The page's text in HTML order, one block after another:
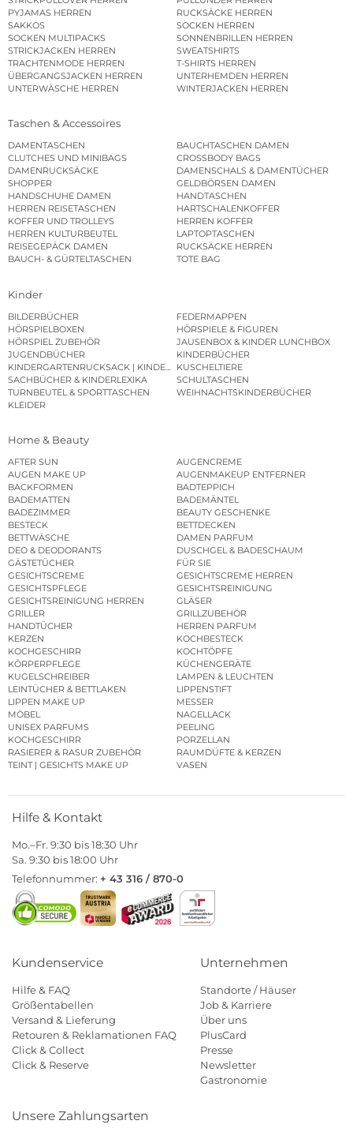
PYJAMAS HERREN
RUCKSÄCKE HERREN
SAKKOS
SOCKEN HERREN
SOCKEN MULTIPACKS
SONNENBRILLEN HERREN
STRICKJACKEN HERREN
SWEATSHIRTS
TRACHTENMODE HERREN
T-SHIRTS HERREN
ÜBERGANGSJACKEN HERREN
UNTERHEMDEN HERREN
UNTERWÄSCHE HERREN
WINTERJACKEN HERREN
Taschen & Accessoires
DAMENTASCHEN
BAUCHTASCHEN DAMEN
CLUTCHES UND MINIBAGS
CROSSBODY BAGS
DAMENRUCKSÄCKE
DAMENSCHALS & DAMENTÜCHER
SHOPPER
GELDBÖRSEN DAMEN
HANDSCHUHE DAMEN
HANDTASCHEN
HERREN REISETASCHEN
HARTSCHALENKOFFER
KOFFER UND TROLLEYS
HERREN KOFFER
HERREN KULTURBEUTEL
LAPTOPTASCHEN
REISEGEPÄCK DAMEN
RUCKSÄCKE HERREN
BAUCH- & GÜRTELTASCHEN
TOTE BAG
Kinder
BILDERBÜCHER
FEDERMAPPEN
HÖRSPIELBOXEN
HÖRSPIELE & FIGUREN
HÖRSPIEL ZUBEHÖR
JAUSENBOX & KINDER LUNCHBOX
JUGENDBÜCHER
KINDERBÜCHER
KINDERGARTENRUCKSACK | KINDERGARTENBEUTEL
KUSCHELTIERE
SACHBÜCHER & KINDERLEXIKA
SCHULTASCHEN
TURNBEUTEL & SPORTTASCHEN
WEIHNACHTSKINDERBÜCHER
KLEIDER
Home & Beauty
AFTER SUN
AUGENCREME
AUGEN MAKE UP
AUGENMAKEUP ENTFERNER
BACKFORMEN
BADTEPPICH
BADEMATTEN
BADEMÄNTEL
BADEZIMMER
BEAUTY GESCHENKE
BESTECK
BETTDECKEN
BETTWÄSCHE
DAMEN PARFUM
DEO & DEODORANTS
DUSCHGEL & BADESCHAUM
GÄSTETÜCHER
FÜR SIE
GESICHTSCREME
GESICHTSCREME HERREN
GESICHTSPFLEGE
GESICHTSREINIGUNG
GESICHTSREINIGUNG HERREN
GLÄSER
GRILLER
GRILLZUBEHÖR
HANDTÜCHER
HERREN PARFUM
KERZEN
KOCHBESTECK
KOCHGESCHIRR
KOCHTÖPFE
KÖRPERPFLEGE
KÜCHENGERÄTE
KUGELSCHREIBER
LAMPEN & LEUCHTEN
LEINTÜCHER & BETTLAKEN
LIPPENSTIFT
LIPPEN MAKE UP
MESSER
MÖBEL
NAGELLACK
UNISEX PARFUMS
PEELING
KOCHGESCHIRR
PORZELLAN
RASIERER & RASUR ZUBEHÖR
RAUMDÜFTE & KERZEN
TEINT | GESICHTS MAKE UP
VASEN
Hilfe & Kontakt
Mo.–Fr. 9:30 bis 18:30 Uhr
Sa. 9:30 bis 18:00 Uhr
Telefonnummer: + 43 316 / 870-0
Kundenservice
Hilfe & FAQ
Größentabellen
Versand & Lieferung
Retouren & Reklamationen FAQ
Click & Collect
Click & Reserve
Unternehmen
Standorte / Häuser
Job & Karriere
Über uns
PlusCard
Presse
Newsletter
Gastronomie
Unsere Zahlungsarten